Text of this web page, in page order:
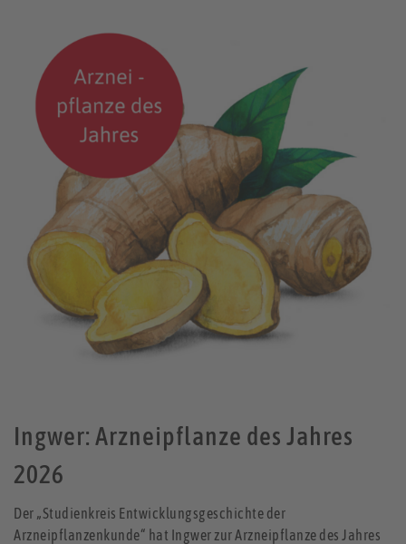
Ingwer: Arzneipflanze des Jahres
2026
Der „Studienkreis Entwicklungsgeschichte der
Arzneipflanzenkunde“ hat Ingwer zur Arzneipflanze des Jahres